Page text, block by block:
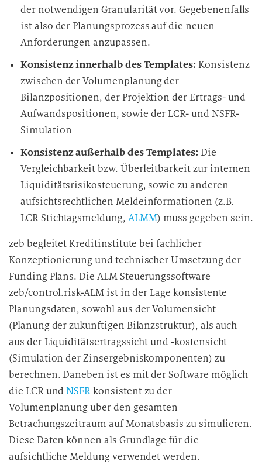
der notwendigen Granularität vor. Gegebenenfalls
ist also der Planungsprozess auf die neuen
Anforderungen anzupassen.
Konsistenz innerhalb des Templates: Konsistenz
zwischen der Volumenplanung der
Bilanzpositionen, der Projektion der Ertrags- und
Aufwandspositionen, sowie der LCR- und NSFR-
Simulation
Konsistenz außerhalb des Templates: Die
Vergleichbarkeit bzw. Überleitbarkeit zur internen
Liquiditätsrisikosteuerung, sowie zu anderen
aufsichtsrechtlichen Meldeinformationen (z.B.
LCR Stichtagsmeldung, ALMM) muss gegeben sein.
zeb begleitet Kreditinstitute bei fachlicher
Konzeptionierung und technischer Umsetzung der
Funding Plans. Die ALM Steuerungssoftware
zeb/control.risk-ALM ist in der Lage konsistente
Planungsdaten, sowohl aus der Volumensicht
(Planung der zukünftigen Bilanzstruktur), als auch
aus der Liquiditätsertragssicht und -kostensicht
(Simulation der Zinsergebniskomponenten) zu
berechnen. Daneben ist es mit der Software möglich
die LCR undNSFR konsistent zu der
Volumenplanung über den gesamten
Betrachungszeitraum auf Monatsbasis zu simulieren.
Diese Daten können als Grundlage für die
aufsichtliche Meldung verwendet werden.